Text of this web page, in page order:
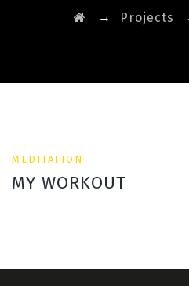
→ Projects
MEDITATION
MY WORKOUT